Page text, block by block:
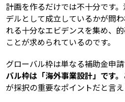
計画を作るだけでは不十分です
デルとして成立しているかが問
れる十分なエビデンスを集め、
ことが求められているのです。
グローバル枠は単なる補助金申請
バル枠は「海外事業設計」です。
が採択の重要なポイントだと言え